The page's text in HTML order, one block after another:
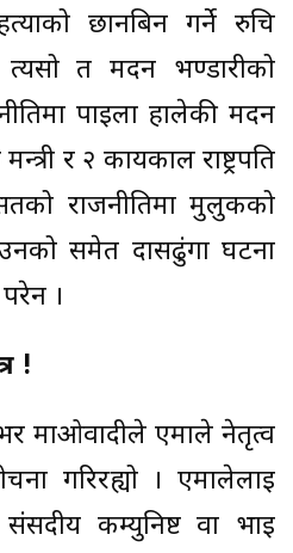
छानबिन गर्ने रुचि
त मदन भण्डारीको
पाइला हालेकी मदन
र २ कार्यकाल राष्ट्रपति
राजनीतिमा मुलुकको
समेत दासढुंगा घटना
।
!
माओवादीले एमाले नेतृत्व
गरिरह्यो । एमालेलाई
संसदीय कम्युनिष्ट वा भाइ